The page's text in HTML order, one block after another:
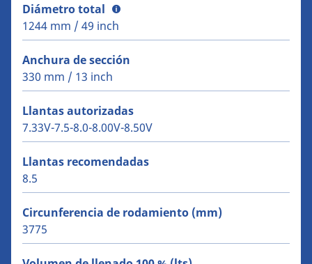
Diámetro total
1244 mm / 49 inch
Anchura de sección
330 mm / 13 inch
Llantas autorizadas
7.33V-7.5-8.0-8.00V-8.50V
Llantas recomendadas
8.5
Circunferencia de rodamiento (mm)
3775